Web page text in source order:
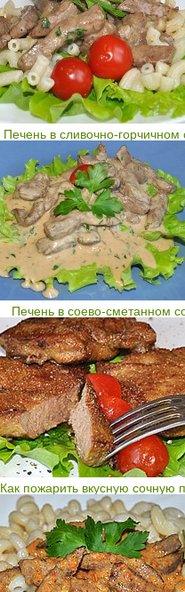
Печень в сливочно-горчичном
Печень в соево-сметанном
Как пожарить вкусную сочную